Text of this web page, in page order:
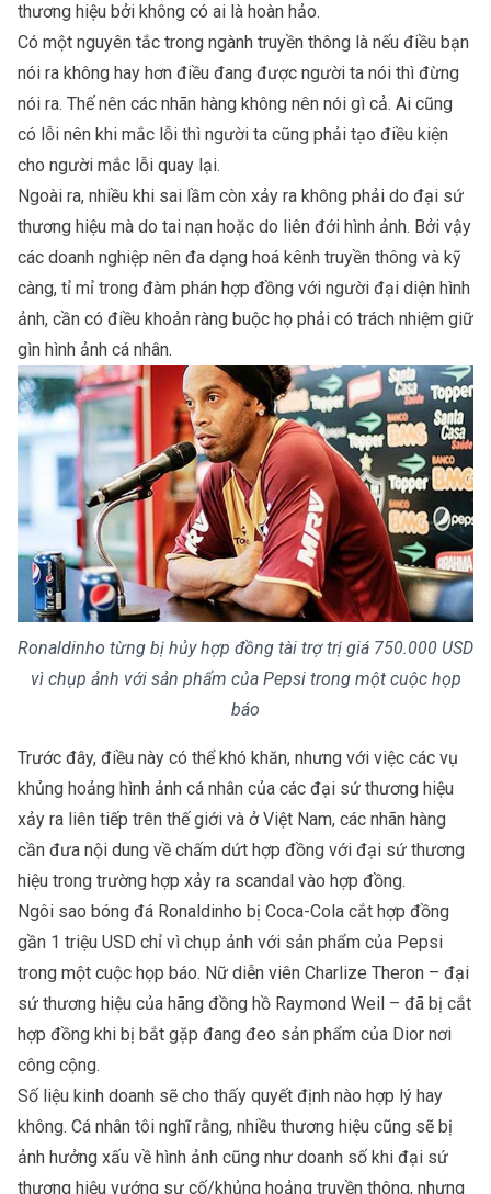
thương hiệu bởi không có ai là hoàn hảo.
Có một nguyên tắc trong ngành truyền thông là nếu điều bạn
nói ra không hay hơn điều đang được người ta nói thì đừng
nói ra. Thế nên các nhãn hàng không nên nói gì cả. Ai cũng
có lỗi nên khi mắc lỗi thì người ta cũng phải tạo điều kiện
cho người mắc lỗi quay lại.
Ngoài ra, nhiều khi sai lầm còn xảy ra không phải do đại sứ
thương hiệu mà do tai nạn hoặc do liên đới hình ảnh. Bởi vậy
các doanh nghiệp nên đa dạng hoá kênh truyền thông và kỹ
càng, tỉ mỉ trong đàm phán hợp đồng với người đại diện hình
ảnh, cần có điều khoản ràng buộc họ phải có trách nhiệm giữ
gìn hình ảnh cá nhân.
Ronaldinho từng bị hủy hợp đồng tài trợ trị giá 750.000 USD
vì chụp ảnh với sản phẩm của Pepsi trong một cuộc họp
báo
Trước đây, điều này có thể khó khăn, nhưng với việc các vụ
khủng hoảng hình ảnh cá nhân của các đại sứ thương hiệu
xảy ra liên tiếp trên thế giới và ở Việt Nam, các nhãn hàng
cần đưa nội dung về chấm dứt hợp đồng với đại sứ thương
hiệu trong trường hợp xảy ra scandal vào hợp đồng.
Ngôi sao bóng đá Ronaldinho bị Coca-Cola cắt hợp đồng
gần 1 triệu USD chỉ vì chụp ảnh với sản phẩm của Pepsi
trong một cuộc họp báo. Nữ diễn viên Charlize Theron – đại
sứ thương hiệu của hãng đồng hồ Raymond Weil – đã bị cắt
hợp đồng khi bị bắt gặp đang đeo sản phẩm của Dior nơi
công cộng.
Số liệu kinh doanh sẽ cho thấy quyết định nào hợp lý hay
không. Cá nhân tôi nghĩ rằng, nhiều thương hiệu cũng sẽ bị
ảnh hưởng xấu về hình ảnh cũng như doanh số khi đại sứ
thương hiệu vướng sự cố/khủng hoảng truyền thông, nhưng